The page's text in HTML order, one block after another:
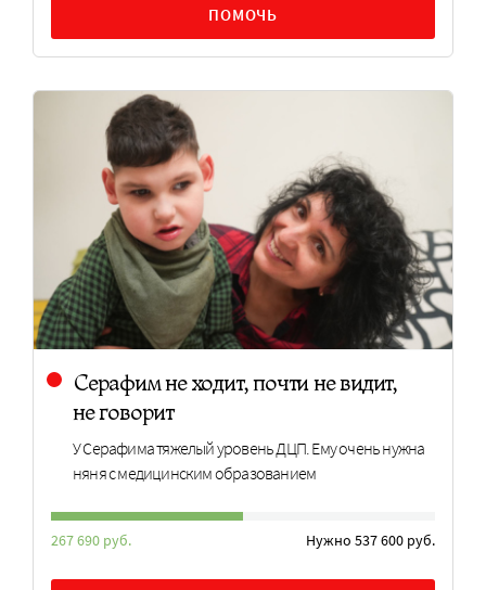
ПОМОЧЬ
Серафим не ходит, почти не видит,
не говорит
У Серафима тяжелый уровень ДЦП. Ему очень нужна
няня с медицинским образованием
267 690 руб. Нужно 537 600 руб.